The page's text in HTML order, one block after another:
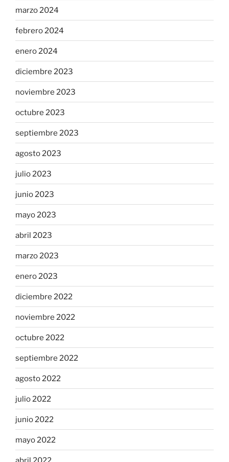
marzo 2024
febrero 2024
enero 2024
diciembre 2023
noviembre 2023
octubre 2023
septiembre 2023
agosto 2023
julio 2023
junio 2023
mayo 2023
abril 2023
marzo 2023
enero 2023
diciembre 2022
noviembre 2022
octubre 2022
septiembre 2022
agosto 2022
julio 2022
junio 2022
mayo 2022